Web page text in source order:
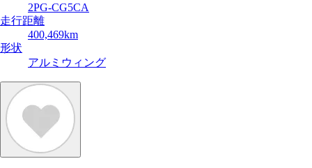
2PG-CG5CA
走行距離
400,469km
形状
アルミウィング